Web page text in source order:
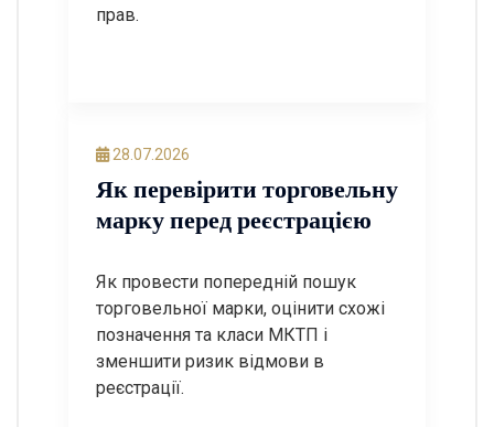
прав.
28.07.2026
Як перевірити торговельну
марку перед реєстрацією
Як провести попередній пошук
торговельної марки, оцінити схожі
позначення та класи МКТП і
зменшити ризик відмови в
реєстрації.